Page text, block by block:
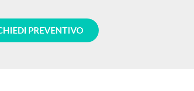
PREVENTIVO